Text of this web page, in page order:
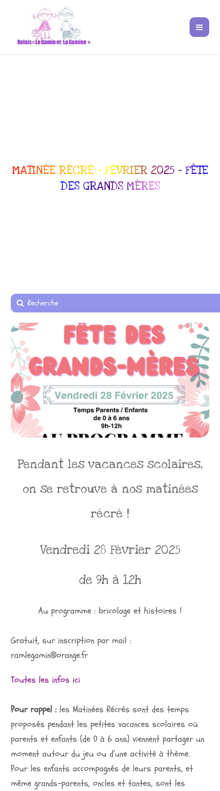
MATINÉE RÉCRÉ – FÉVRIER 2025 – FÊTE
DES GRANDS MÈRES
Pendant les vacances scolaires,
on se retrouve à nos matinées
récré !
Vendredi 28 Février 2025
de 9h à 12h
Au programme : bricolage et histoires !
Gratuit, sur inscription par mail :
ramlegamin@orange.fr
Toutes les infos ici
Pour rappel : les Matinées Récrés sont des temps
proposés pendant les petites vacances scolaires où
parents et enfants (de 0 à 6 ans) viennent partager un
moment autour du jeu ou d’une activité à thème.
Pour les enfants accompagnés de leurs parents, et
même grands-parents, oncles et tantes, sont les